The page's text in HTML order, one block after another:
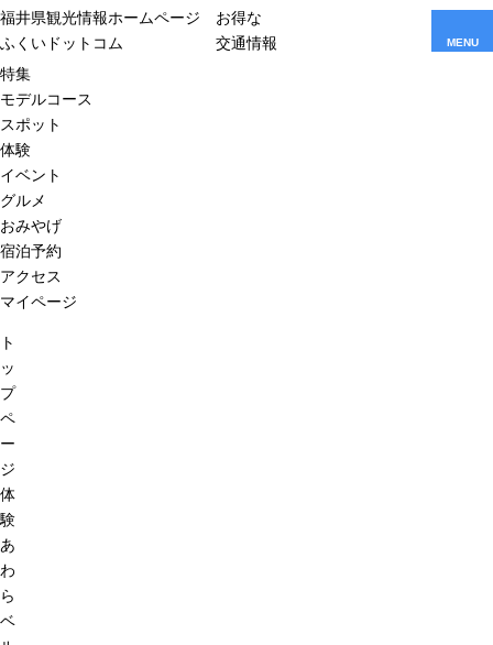
福井県観光情報ホームページ
ふくいドットコム
お得な
交通情報
MENU
特集
モデルコース
スポット
体験
イベント
グルメ
おみやげ
宿泊予約
アクセス
マイページ
ト
ッ
プ
ペ
ー
ジ
体
験
あ
わ
ら
ベ